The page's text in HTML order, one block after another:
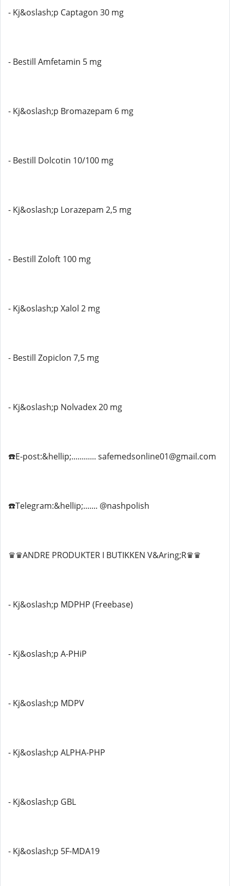
- Kj&oslash;p Captagon 30 mg
- Bestill Amfetamin 5 mg
- Kj&oslash;p Bromazepam 6 mg
- Bestill Dolcotin 10/100 mg
- Kj&oslash;p Lorazepam 2,5 mg
- Bestill Zoloft 100 mg
- Kj&oslash;p Xalol 2 mg
- Bestill Zopiclon 7,5 mg
- Kj&oslash;p Nolvadex 20 mg
☎️E-post:&hellip;............ safemedsonline01@gmail.com
☎️Telegram:&hellip;....... @nashpolish
♛♛ANDRE PRODUKTER I BUTIKKEN V&Aring;R♛♛
- Kj&oslash;p MDPHP (Freebase)
- Kj&oslash;p A-PHiP
- Kj&oslash;p MDPV
- Kj&oslash;p ALPHA-PHP
- Kj&oslash;p GBL
- Kj&oslash;p 5F-MDA19